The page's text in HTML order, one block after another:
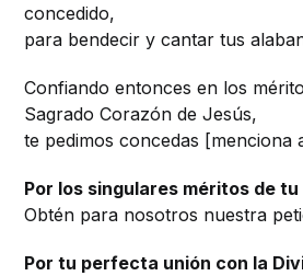
concedido,
para bendecir y cantar tus
Confiando entonces en los
Sagrado Corazón de Jesús,
te pedimos concedas [menciona
Por los singulares méritos de
Obtén para nosotros nuestra
Por tu perfecta unión con la